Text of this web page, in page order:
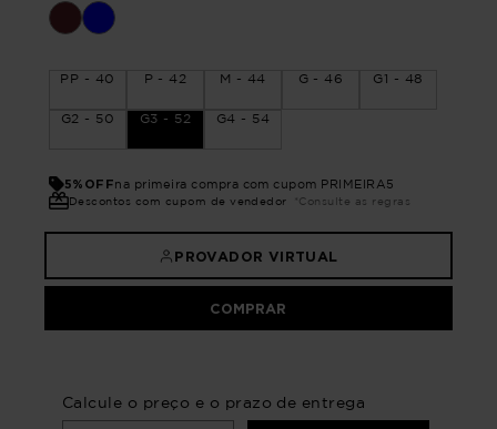
PP - 40 P - 42 M - 44 G - 46 G1 - 48
G2 - 50 G3 - 52 G4 - 54
5%OFFna primeira compra com cupom PRIMEIRA5
Descontos com cupom de vendedor *Consulte as regras
PROVADOR VIRTUAL
COMPRAR
Calcule o preço e o prazo de entrega